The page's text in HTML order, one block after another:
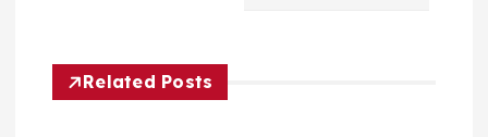
ц
и
Related Posts